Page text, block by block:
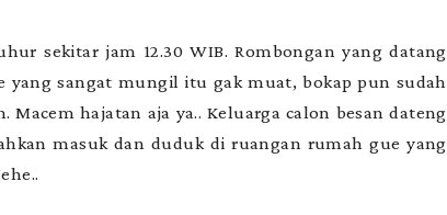
sekitar jam 12.30 WIB. Rombongan yang datang
yang sangat mungil itu gak muat, bokap pun sudah
hajatan aja ya.. Keluarga calon besan dateng
masuk dan duduk di ruangan rumah gue yang